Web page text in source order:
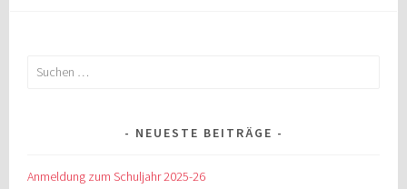
Suchen
NEUESTE BEITRÄGE
Anmeldung zum Schuljahr 2025-26